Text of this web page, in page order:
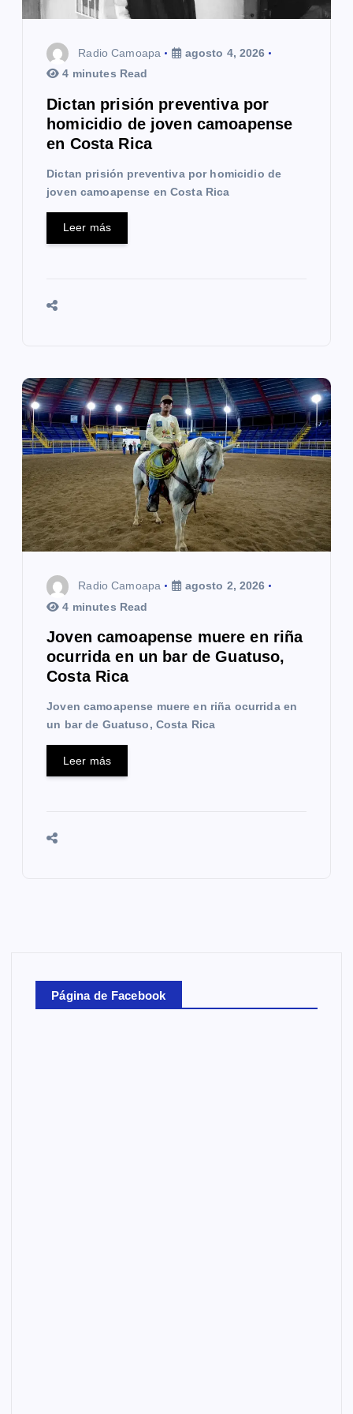
n
Radio Camoapa
agosto 4, 2026
4 minutes Read
Dictan prisión preventiva por
homicidio de joven camoapense
en Costa Rica
Dictan prisión preventiva por homicidio de
joven camoapense en Costa Rica
Leer más
Radio Camoapa
agosto 2, 2026
4 minutes Read
Joven camoapense muere en riña
ocurrida en un bar de Guatuso,
Costa Rica
Joven camoapense muere en riña ocurrida en
un bar de Guatuso, Costa Rica
Leer más
Página de Facebook